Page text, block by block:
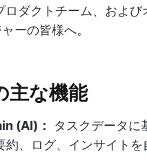
ロダクトチーム、および
ーの皆様へ。
主な機能
(AI)：
タスクデータに
約、ログ、インサイトを